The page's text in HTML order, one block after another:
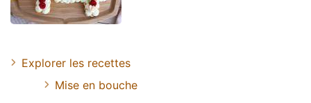
Explorer les recettes
Mise en bouche